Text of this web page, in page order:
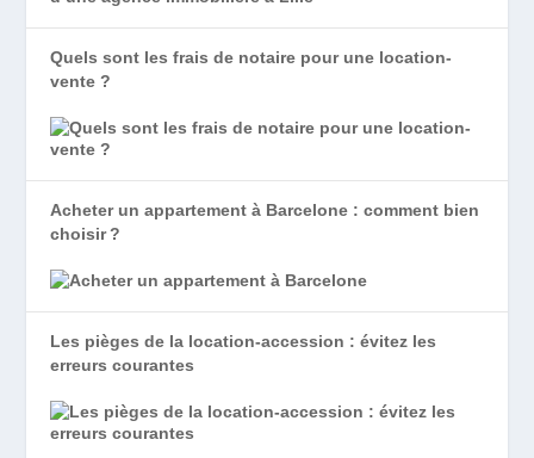
Quels sont les frais de notaire pour une location-
vente ?
Acheter un appartement à Barcelone : comment bien
choisir ?
Les pièges de la location-accession : évitez les
erreurs courantes